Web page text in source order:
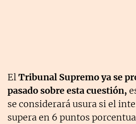
ElTribunal Supremo ya se
pasado sobre esta cuestión,
se considerará usura si el
supera en 6 puntos